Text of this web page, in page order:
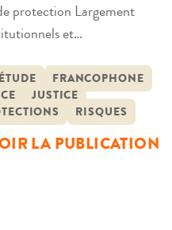
protection Largement
et
persistantes et
contemporaines
les formes
judiciaire est sujet,
ÉTUDE
FRANCOPHONE
JUSTICE
RISQUES
LA PUBLICATION